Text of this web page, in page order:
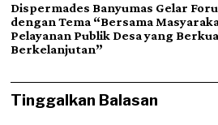
Dispermades Banyumas Gelar
dengan Tema “Bersama
Pelayanan Publik Desa yang
Berkelanjutan”
Tinggalkan Balasan